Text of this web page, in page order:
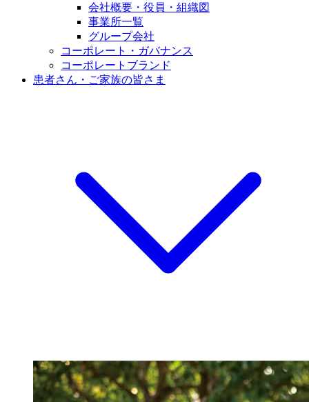
会社概要・役員・組織図
事業所一覧
グループ会社
コーポレート・ガバナンス
コーポレートブランド
患者さん・ご家族の皆さま